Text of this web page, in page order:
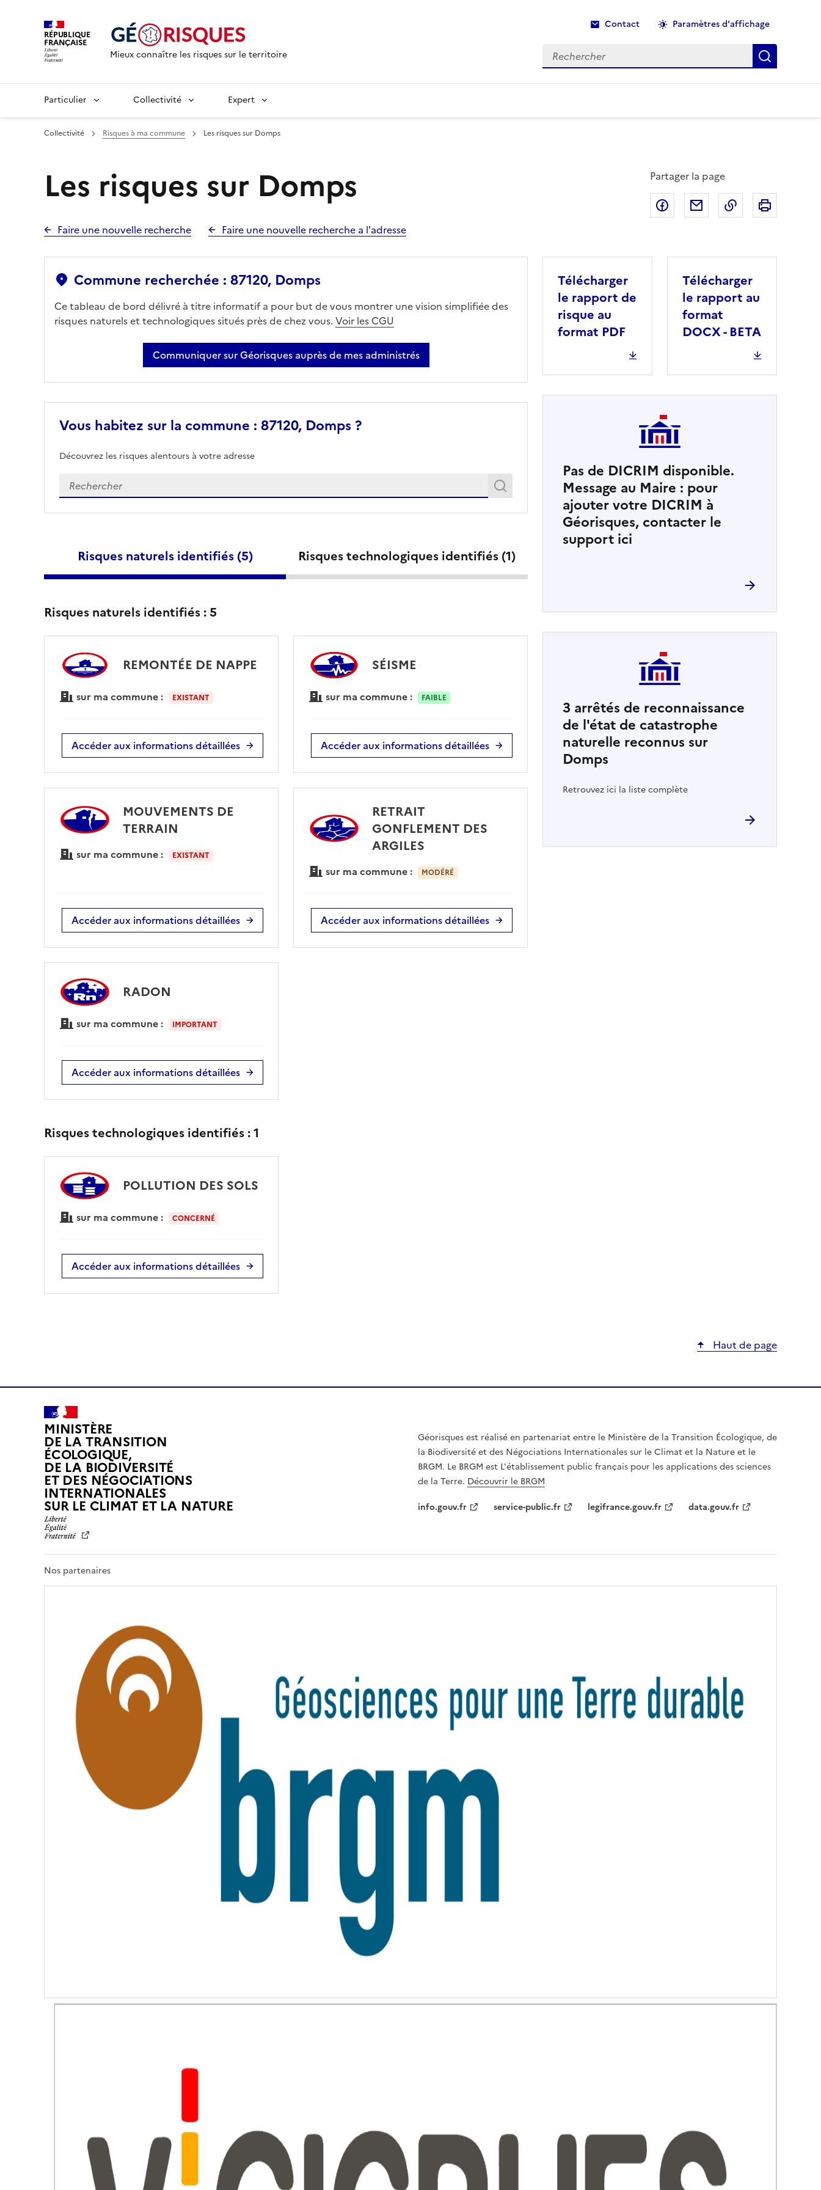
RÉPUBLIQUE
FRANÇAISE
Mieux connaître les risques sur le territoire
Contact Paramètres d'affichage
Rechercher Recherche
Particulier Collectivité Expert
Collectivité Risques à ma commune Les risques sur Domps
Les risques sur Domps
Faire une nouvelle recherche Faire une nouvelle recherche a l'adresse
Partager la page
Partager sur Facebook
Partager par email
Copier dans le
Commune recherchée : 87120, Domps
Ce tableau de bord délivré à titre informatif a pour but de vous montrer une vision simplifiée des
risques naturels et technologiques situés près de chez vous. Voir les CGU
Communiquer sur Géorisques auprès de mes administrés
Vous habitez sur la commune : 87120, Domps ?
Découvrez les risques alentours à votre adresse
Veuillez renseigner votre adresse exacte Rechercher
Recherche
Risques naturels identifiés (5) Risques technologiques identifiés (1)
Risques naturels identifiés :5
REMONTÉE DE NAPPE
sur ma commune : EXISTANT
Accéder aux informations détaillées
SÉISME
sur ma commune : FAIBLE
Accéder aux informations détaillées
MOUVEMENTS DE
TERRAIN
sur ma commune : EXISTANT
Accéder aux informations détaillées
RETRAIT
GONFLEMENT DES
ARGILES
sur ma commune : MODÉRÉ
Accéder aux informations détaillées
RADON
sur ma commune : IMPORTANT
Accéder aux informations détaillées
Risques technologiques identifiés :1
POLLUTION DES SOLS
sur ma commune : CONCERNÉ
Accéder aux informations détaillées
Télécharger
le rapport de
risque au
format PDF
Télécharger
le rapport au
format
DOCX - BETA
Pas de DICRIM disponible.
Message au Maire : pour
ajouter votre DICRIM à
Géorisques, contacter le
support ici
3 arrêtés de reconnaissance
de l'état de catastrophe
naturelle reconnus sur
Domps
Retrouvez ici la liste complète
Haut de page
MINISTÈRE
DE LA TRANSITION
ÉCOLOGIQUE,
DE LA BIODIVERSITÉ
ET DES NÉGOCIATIONS
INTERNATIONALES
SUR LE CLIMAT ET LA NATUREL
R
É
R
R
N
T
Géorisques est réalisé en partenariat entre le Ministère de la Transition Écologique, de
la Biodiversité et des Négociations Internationales sur le Climat et la Nature et le
BRGM. Le BRGM est L'établissement public français pour les applications des sciences
de la Terre. Découvrir le BRGM
info.gouv.fr
service-public.fr legifrance.gouv.fr data.gouv.fr
Nos partenaires